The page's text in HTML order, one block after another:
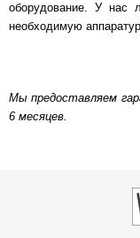
оборудование. У нас
необходимую
Мы предоставляем
6 месяцев.